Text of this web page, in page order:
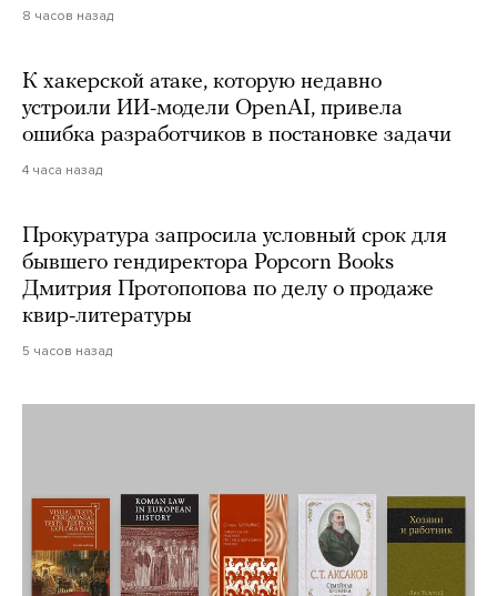
8 часов назад
К хакерской атаке, которую недавно
устроили ИИ-модели OpenAI, привела
ошибка разработчиков в постановке задачи
4 часа назад
Прокуратура запросила условный срок для
бывшего гендиректора Popcorn Books
Дмитрия Протопопова по делу о продаже
квир-литературы
5 часов назад